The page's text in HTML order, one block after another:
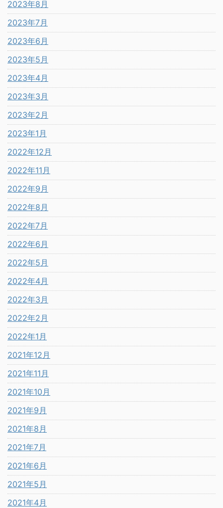
2023年8月
2023年7月
2023年6月
2023年5月
2023年4月
2023年3月
2023年2月
2023年1月
2022年12月
2022年11月
2022年9月
2022年8月
2022年7月
2022年6月
2022年5月
2022年4月
2022年3月
2022年2月
2022年1月
2021年12月
2021年11月
2021年10月
2021年9月
2021年8月
2021年7月
2021年6月
2021年5月
2021年4月